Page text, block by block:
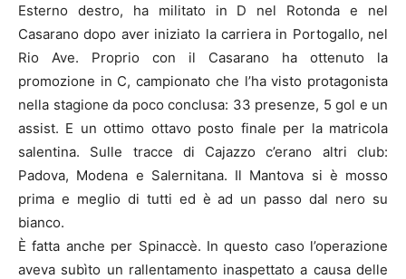
Esterno destro, ha militato in D nel Rotonda e nel
Casarano dopo aver iniziato la carriera in Portogallo, nel
Rio Ave. Proprio con il Casarano ha ottenuto la
promozione in C, campionato che l’ha visto protagonista
nella stagione da poco conclusa: 33 presenze, 5 gol e un
assist. E un ottimo ottavo posto finale per la matricola
salentina. Sulle tracce di Cajazzo c’erano altri club:
Padova, Modena e Salernitana. Il Mantova si è mosso
prima e meglio di tutti ed è ad un passo dal nero su
bianco.
È fatta anche per Spinaccè. In questo caso l’operazione
aveva subìto un rallentamento inaspettato a causa delle